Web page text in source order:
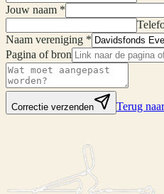
Jouw naam *
Naam vereniging *
Pagina of bron
Correctie verzenden Terug